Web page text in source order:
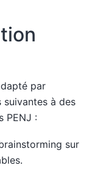
par
suivantes à des
PENJ :
sur